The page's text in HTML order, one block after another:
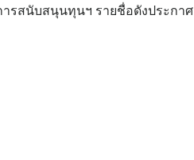
รสนับสนุนทุนฯ รายชื่อดังประกาศ